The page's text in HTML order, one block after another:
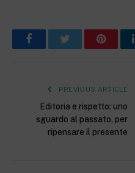
FacebookTwitter
PREVIOUS ARTICLE
Editoria e rispetto: uno
sguardo al passato, per
ripensare il presente